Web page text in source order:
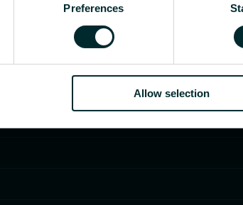
Preferences
Allow selection